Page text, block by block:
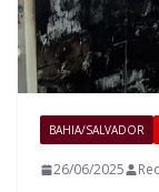
BAHIA/SALVADOR
26/06/2025